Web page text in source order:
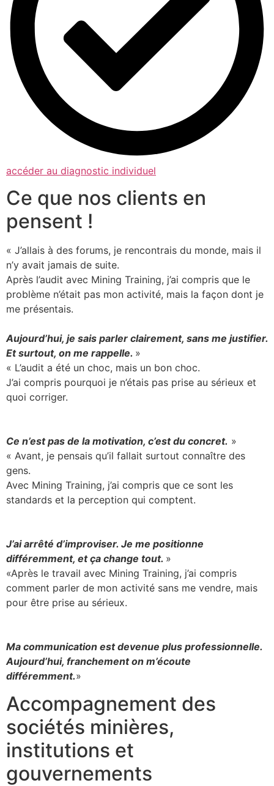
accéder au diagnostic individuel
Ce que nos clients en
pensent !
« J’allais à des forums, je rencontrais du monde, mais il
n’y avait jamais de suite.
Après l’audit avec Mining Training, j’ai compris que le
problème n’était pas mon activité, mais la façon dont je
me présentais.
Aujourd’hui, je sais parler clairement, sans me justifier.
Et surtout, on me rappelle. »
« L’audit a été un choc, mais un bon choc.
J’ai compris pourquoi je n’étais pas prise au sérieux et
quoi corriger.
Ce n’est pas de la motivation, c’est du concret. »
« Avant, je pensais qu’il fallait surtout connaître des
gens.
Avec Mining Training, j’ai compris que ce sont les
standards et la perception qui comptent.
J’ai arrêté d’improviser. Je me positionne
différemment, et ça change tout. »
«Après le travail avec Mining Training, j’ai compris
comment parler de mon activité sans me vendre, mais
pour être prise au sérieux.
Ma communication est devenue plus professionnelle.
Aujourd’hui, franchement on m’écoute
différemment.»
Accompagnement des
sociétés minières,
institutions et
gouvernements